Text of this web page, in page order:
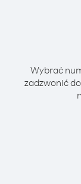
Wybrać
zadzwonić